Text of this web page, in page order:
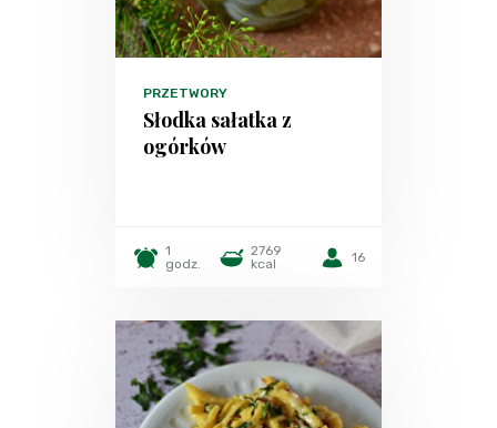
PRZETWORY
Słodka sałatka z
ogórków
1
godz.
2769
kcal
16